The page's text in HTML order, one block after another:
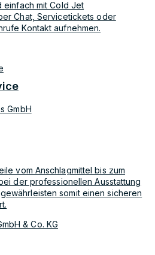
einfach mit Cold Jet
Chat, Servicetickets oder
Kontakt aufnehmen.
GmbH
vom Anschlagmittel bis zum
der professionellen Ausstattung
somit einen sicheren
& Co. KG